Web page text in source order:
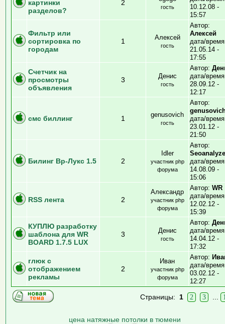
картинки
разделов?
2
гость
10.12.08 -
15:57
Фильтр или
сортировка по
городам
1 Алексей
гость
Автор:
Алексей
дата/
21.05.14 -
17:55
Счетчик на
просмотры
объявления
3 Денис
гость
Автор:
дата/
28.09.12 -
12:17
смс биллинг 1 genusovich
гость
Автор:
дата/
23.01.12 -
21:50
Билинг Вр-Лукс 1.5 2
Idler
участник php
форума
Автор:
дата/
14.08.09 -
15:06
RSS лента 2
Александр
участник php
форума
Автор: WR
дата/
12.02.12 -
15:39
КУПЛЮ разработку
шаблона для WR
BOARD 1.7.5 LUX
3 Денис
гость
Автор:
дата/
14.04.12 -
17:32
глюк с
отображением
рекламы
2
Иван
участник php
форума
Автор:
дата/
03.02.12 -
12:27
Страницы: 1 2 3
цена натяжные потолки в тюмени